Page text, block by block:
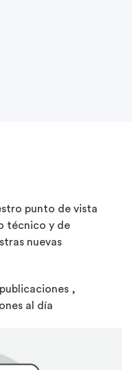
punto de vista
técnico y de
nuevas
,
al día